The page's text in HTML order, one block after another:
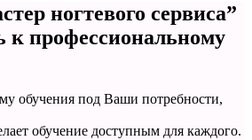
ногтевого сервиса”
к профессиональному
обучения под Ваши потребности,
обучение доступным для каждого.